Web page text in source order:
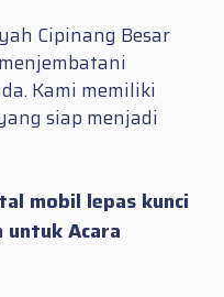
Cipinang Besar
Kami memiliki
siap menjadi
mobil lepas kunci
untuk Acara